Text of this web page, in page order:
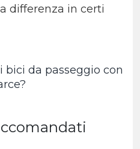
differenza in certi
da passeggio con